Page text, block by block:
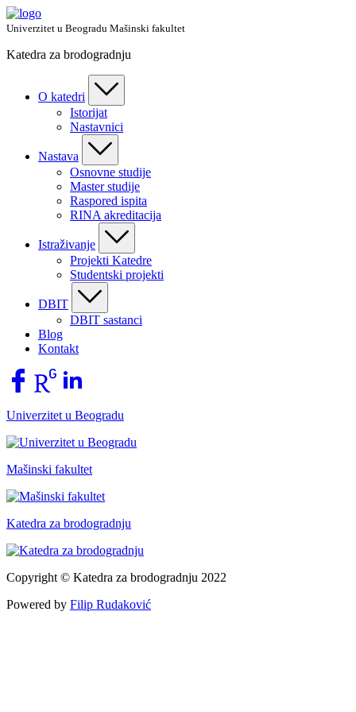
Skip
to
Univerzitet u Beogradu Mašinski fakultet
Katedra za brodogradnju
O katedri
Istorijat
Nastavnici
Nastava
Osnovne studije
Master studije
Raspored ispita
RINA akreditacija
Istraživanje
Projekti Katedre
Studentski projekti
DBIT
DBIT sastanci
Blog
Kontakt
Univerzitet u Beogradu
Mašinski fakultet
Katedra za brodogradnju
Copyright © Katedra za brodogradnju 2022
Powered by Filip Rudaković